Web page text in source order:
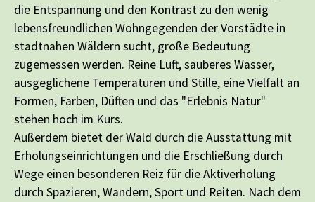
die Entspannung und den Kontrast zu den wenig
lebensfreundlichen Wohngegenden der Vorstädte in
stadtnahen Wäldern sucht, große Bedeutung
zugemessen werden. Reine Luft, sauberes Wasser,
ausgeglichene Temperaturen und Stille, eine Vielfalt an
Formen, Farben, Düften und das "Erlebnis Natur"
stehen hoch im Kurs.
Außerdem bietet der Wald durch die Ausstattung mit
Erholungseinrichtungen und die Erschließung durch
Wege einen besonderen Reiz für die Aktiverholung
durch Spazieren, Wandern, Sport und Reiten. Nach dem